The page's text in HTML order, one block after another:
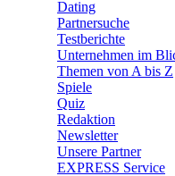
Dating
Partnersuche
Testberichte
Unternehmen im
Themen von A bis Z
Spiele
Quiz
Redaktion
Newsletter
Unsere Partner
EXPRESS Service